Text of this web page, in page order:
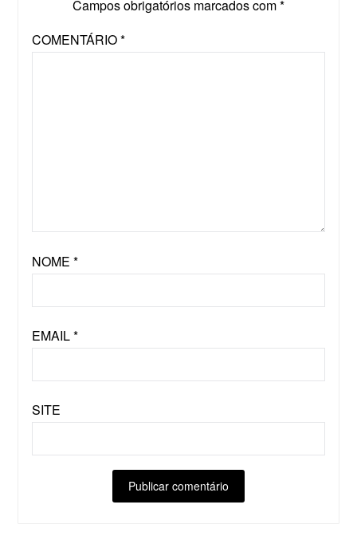
Campos obrigatórios marcados com*
COMENTÁRIO*
NOME *
EMAIL*
SITE